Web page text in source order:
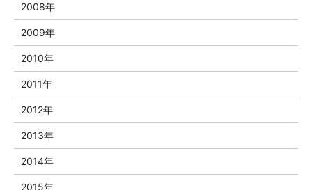
2008年
2009年
2010年
2011年
2012年
2013年
2014年
2015年